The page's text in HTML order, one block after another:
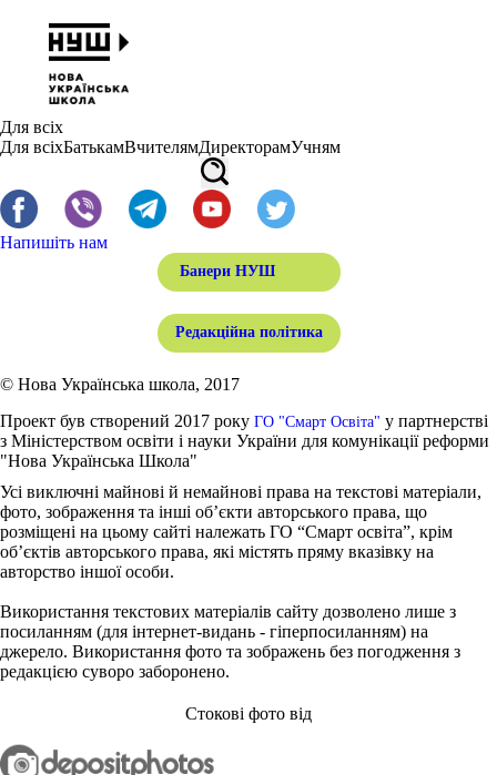
Для всіх
Для всіхБатькамВчителямДиректорамУчням
Напишіть нам
Банери НУШ
Редакційна політика
© Нова Українська школа, 2017
Проект був створений 2017 року ГО "Смарт Освіта" у партнерстві
з Міністерством освіти і науки України для комунікації реформи
"Нова Українська Школа"
Усі виключні майнові й немайнові права на текстові матеріали,
фото, зображення та інші об’єкти авторського права, що
розміщені на цьому сайті належать ГО “Смарт освіта”, крім
об’єктів авторського права, які містять пряму вказівку на
авторство іншої особи.
Використання текстових матеріалів сайту дозволено лише з
посиланням (для інтернет-видань - гіперпосиланням) на
джерело. Використання фото та зображень без погодження з
редакцією суворо заборонено.
Стокові фото від